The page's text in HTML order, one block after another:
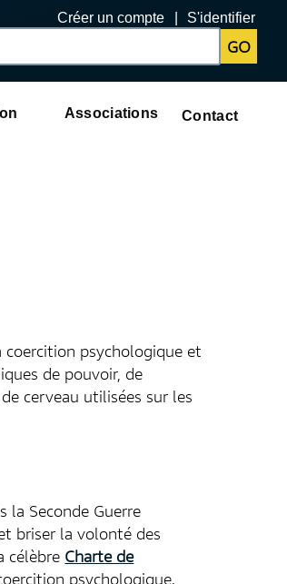
Créer un compte S'identifier
GO
Associations Contact
psychologique et
de pouvoir, de
cerveau utilisées sur les
la Seconde Guerre
briser la volonté des
célèbre Charte de
psychologique.